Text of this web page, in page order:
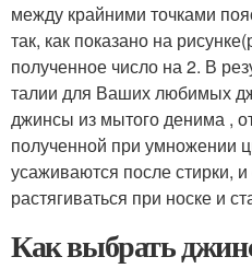
между крайними точками
так, как показано на
полученное число на 2. В
талии для Ваших любимых
джинсы из мытого денима ,
полученной при умножении
усаживаются после стирки,
растягиваться при носке и
Как выбрать